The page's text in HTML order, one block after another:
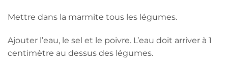
Mettre dans la marmite tous les légumes.
Ajouter l’eau, le sel et le poivre. L’eau doit arriver à 1
centimètre au dessus des légumes.